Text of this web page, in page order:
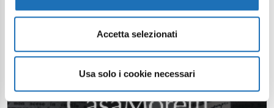
Accetta selezionati
Usa solo i cookie necessari